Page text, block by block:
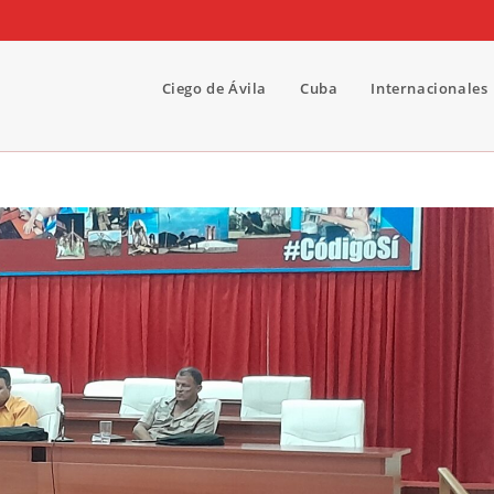
Ciego de Ávila Cuba Internacionales